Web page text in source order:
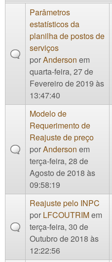
Parâmetros
estatísticos da
planilha de postos de
serviços
porAnderson em
quarta-feira, 27 de
Fevereiro de 2019 às
13:47:40
Modelo de
Requerimento de
Reajuste de preço
porAnderson em
terça-feira, 28 de
Agosto de 2018 às
09:58:19
Reajuste pelo INPC
por LFCOUTRIMem
terça-feira, 30 de
Outubro de 2018 às
12:22:56